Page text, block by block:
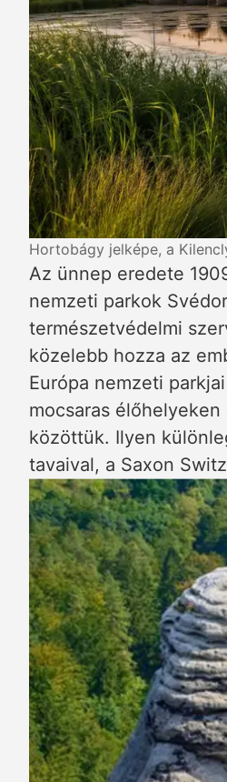
Hortobágy jelképe, a
Az ünnep eredete
nemzeti parkok
természetvédelmi
közelebb hozza az
Európa nemzeti
mocsaras
közöttük. Ilyen
tavaival, a Saxon